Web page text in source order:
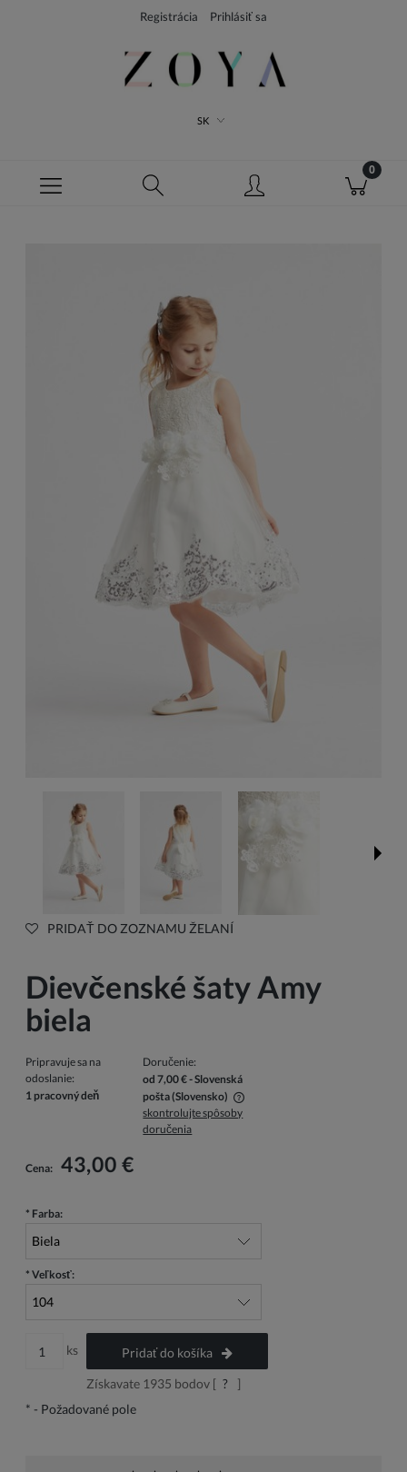
Registrácia Prihlásiť sa
SK
PRIDAŤ DO ZOZNAMU ŽELANÍ
Dievčenské šaty Amy
biela
Pripravuje sa na
odoslanie:
1 pracovný deň
Doručenie:
od 7,00 €- Slovenská
pošta(Slovensko)
V cene nie sú zahrnuté prípadné náklady na platbu
skontrolujte spôsoby
doručenia
Cena: 43,00 €
* Farba:
* Veľkosť:
ks
Pridať do košíka
Získavate 1935 bodov [ ?
]
* - Požadované pole